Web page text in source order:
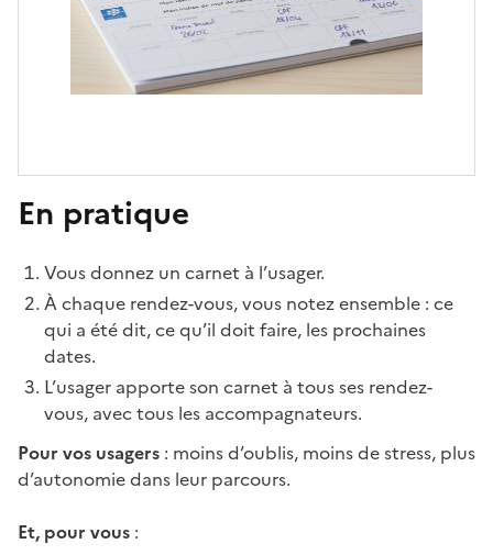
En pratique
Vous donnez un carnet à l’usager.
À chaque rendez-vous, vous notez ensemble : ce
qui a été dit, ce qu’il doit faire, les prochaines
dates.
L’usager apporte son carnet à tous ses rendez-
vous, avec tous les accompagnateurs.
Pour vos usagers : moins d’oublis, moins de stress, plus
d’autonomie dans leur parcours.
Et, pour vous :